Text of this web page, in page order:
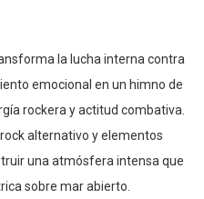
la lucha interna contra
emocional en un himno de
rockera y actitud combativa.
alternativo y elementos
una atmósfera intensa que
sobre mar abierto.